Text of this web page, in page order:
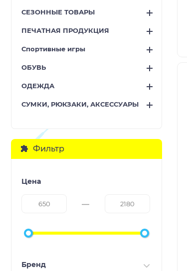
СЕЗОННЫЕ ТОВАРЫ
ПЕЧАТНАЯ ПРОДУКЦИЯ
Спортивные игры
ОБУВЬ
ОДЕЖДА
СУМКИ, РЮКЗАКИ, АКСЕССУАРЫ
Фильтр
Цена
Бренд